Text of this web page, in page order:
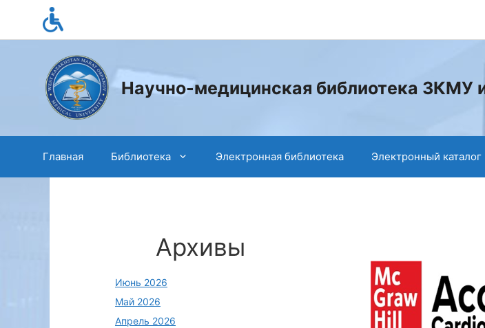
содержимому
Научно-медицинская библиотека ЗКМУ
Главная Библиотека Электронная библиотека Электронный каталог
Архивы
Июнь 2026
Май 2026
Апрель 2026